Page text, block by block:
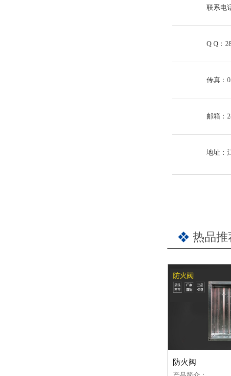
联系电
Q Q：
传真：
邮箱：
地址：
热品推
防火阀